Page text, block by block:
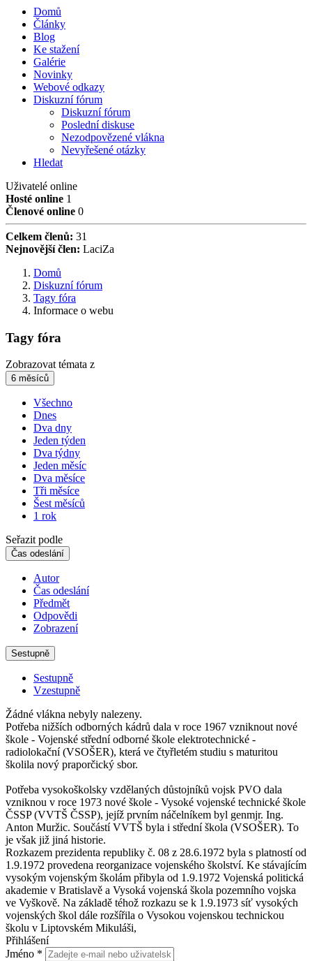
Domů
Články
Blog
Ke stažení
Galérie
Novinky
Webové odkazy
Diskuzní fórum
Diskuzní fórum
Poslední diskuse
Nezodpovězené vlákna
Nevyřešené otázky
Hledat
Uživatelé online
Hosté online 1
Členové online 0
Celkem členů: 31
Nejnovější člen: LaciZa
Domů
Diskuzní fórum
Tagy fóra
Informace o webu
Tagy fóra
Zobrazovat témata z
6 měsíců
Všechno
Dnes
Dva dny
Jeden týden
Dva týdny
Jeden měsíc
Dva měsíce
Tři měsíce
Šest měsíců
1 rok
Seřazit podle
Čas odeslání
Autor
Čas odeslání
Předmět
Odpovědi
Zobrazení
Sestupně
Sestupně
Vzestupně
Žádné vlákna nebyly nalezeny.
Potřeba nižších odborných kádrů dala v roce 1967 vzniknout nové
škole - Vojenské střední odborné škole elektrotechnické -
radiolokační (VSOŠER), která ve čtyřletém studiu s maturitou
školila nový praporčický sbor.
Potřeba vysokoškolsky vzdělaných důstojníků vojsk PVO dala
vzniknou v roce 1973 nové škole - Vysoké vojenské technické škole
ČSSP (VVTŠ ČSSP), jejíž prvním náčelníkem byl genmjr. Ing.
Anton Muržic. Součástí VVTŠ byla i střední škola (VSOŠER). To
je však již jiná historie.
Rozkazem prezidenta republiky č. 08 z 28.6.1972 byla s platností od
1.9.1972 provedena reorganizace vojenského školství. Ke stávajícím
vysokým vojenským školám přibyla od 1.9.1972 Vojenská politická
akademie v Bratislavě a Vysoká vojenská škola pozemního vojska
ve Vyškově. Na základě téhož rozkazu se k 1.9.1973 síť vysokých
vojenských škol dále rozšířila o Vysokou vojenskou technickou
školu v Liptovském Mikuláši,
Přihlášení
Jméno *